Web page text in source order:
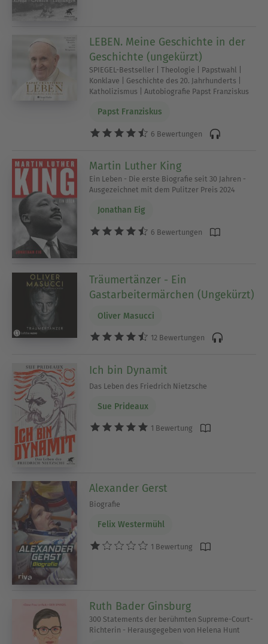
LEBEN. Meine Geschichte in der
Geschichte (ungekürzt)
SPIEGEL-Bestseller | Theologie | Papstwahl |
Konklave | Geschichte des 20. Jahrhunderts |
Katholizismus | Autobiografie Papst Franziskus
Papst Franziskus
6 Bewertungen
Martin Luther King
Ein Leben - Die erste Biografie seit 30 Jahren -
Ausgezeichnet mit dem Pulitzer Preis 2024
Jonathan Eig
6 Bewertungen
Träumertänzer - Ein
Gastarbeitermärchen (Ungekürzt)
Oliver Masucci
12 Bewertungen
Ich bin Dynamit
Das Leben des Friedrich Nietzsche
Sue Prideaux
1 Bewertung
Alexander Gerst
Biografie
Felix Westermühl
1 Bewertung
Ruth Bader Ginsburg
300 Statements der berühmten Supreme-Court-
Richterin - Herausgegeben von Helena Hunt